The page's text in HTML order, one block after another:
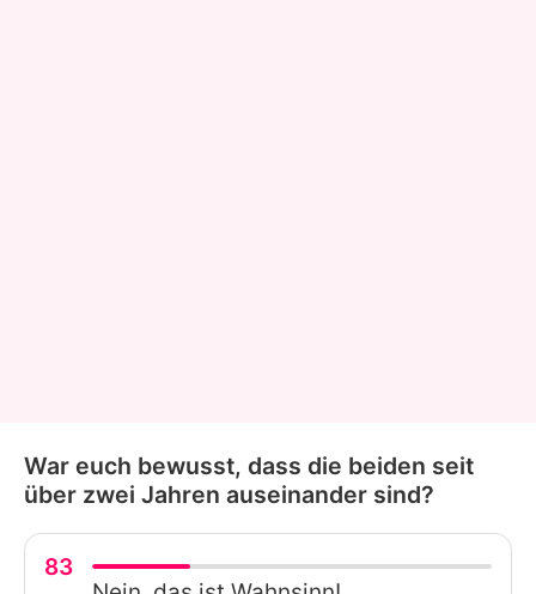
War euch bewusst, dass die beiden seit
über zwei Jahren auseinander sind?
83